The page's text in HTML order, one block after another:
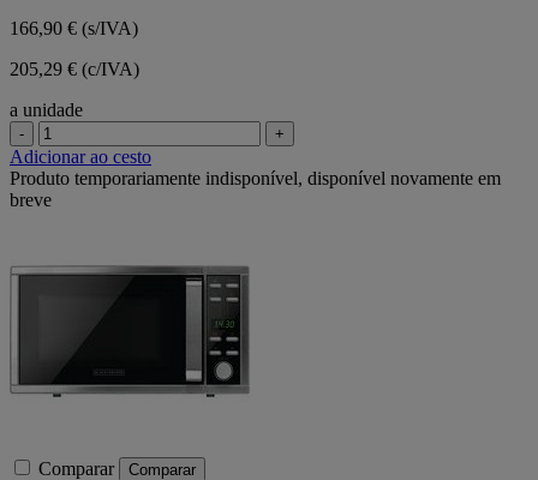
166,90 € (s/IVA)
205,29 € (c/IVA)
a unidade
- +
Adicionar ao cesto
Produto temporariamente indisponível, disponível novamente em
breve
Comparar Comparar